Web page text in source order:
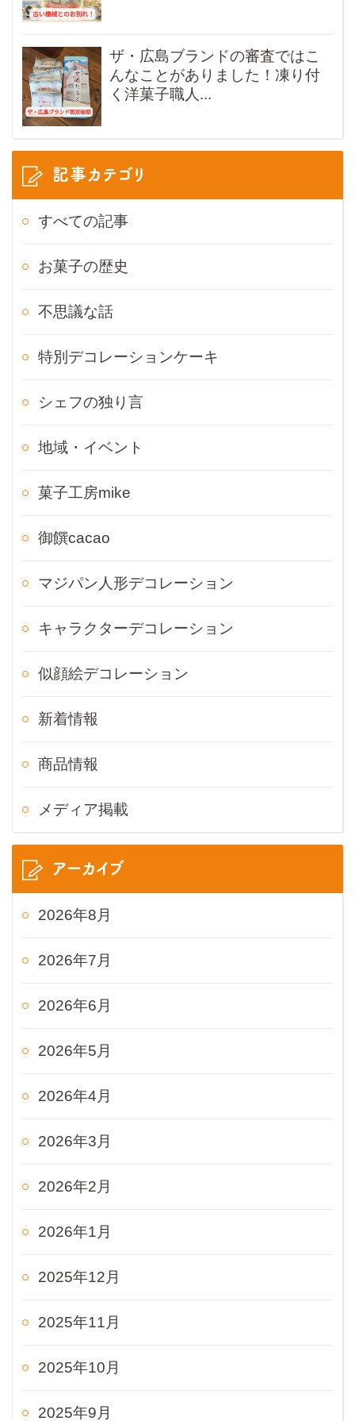
ザ・広島ブランドの審査ではこ
んなことがありました！凍り付
く洋菓子職人...
記事カテゴリ
すべての記事
お菓子の歴史
不思議な話
特別デコレーションケーキ
シェフの独り言
地域・イベント
菓子工房mike
御饌cacao
マジパン人形デコレーション
キャラクターデコレーション
似顔絵デコレーション
新着情報
商品情報
メディア掲載
アーカイブ
2026年8月
2026年7月
2026年6月
2026年5月
2026年4月
2026年3月
2026年2月
2026年1月
2025年12月
2025年11月
2025年10月
2025年9月